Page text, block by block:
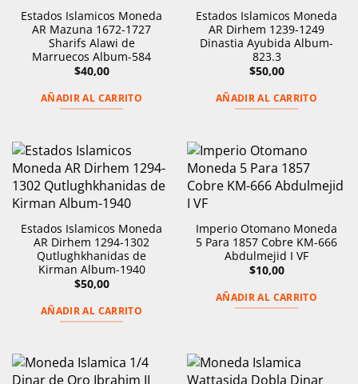
Estados Islamicos Moneda
AR Mazuna 1672-1727
Sharifs Alawi de
Marruecos Album-584
$40,00
AÑADIR AL CARRITO
Estados Islamicos Moneda
AR Dirhem 1239-1249
Dinastia Ayubida Album-
823.3
$50,00
AÑADIR AL CARRITO
Estados Islamicos Moneda
AR Dirhem 1294-1302
Qutlughkhanidas de
Kirman Album-1940
$50,00
AÑADIR AL CARRITO
Imperio Otomano Moneda
5 Para 1857 Cobre KM-666
Abdulmejid I VF
$10,00
AÑADIR AL CARRITO